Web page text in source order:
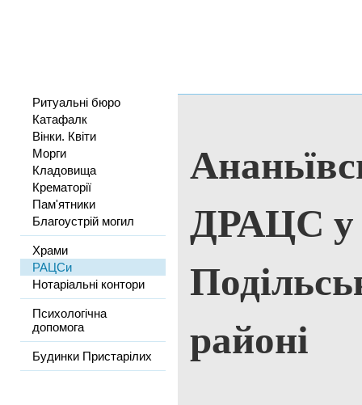
Ритуальні бюро
Катафалк
Вінки. Квіти
Морги
Кладовища
Крематорії
Пам'ятники
Благоустрій могил
Храми
РАЦСи
Нотаріальні контори
Психологічна
допомога
Будинки Пристарілих
ДРАЦС у
районі